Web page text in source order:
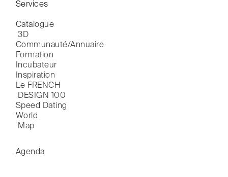
Services
Catalogue
3D
Communauté/Annuaire
Formation
Incubateur
Inspiration
Le FRENCH
DESIGN 100
Speed Dating
World
Map
Agenda